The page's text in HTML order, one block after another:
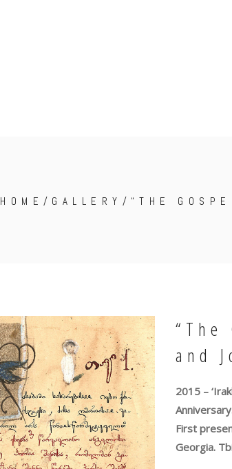
HOME /GALLERY / “THE
“The
and
2015 –
First
Georgia.